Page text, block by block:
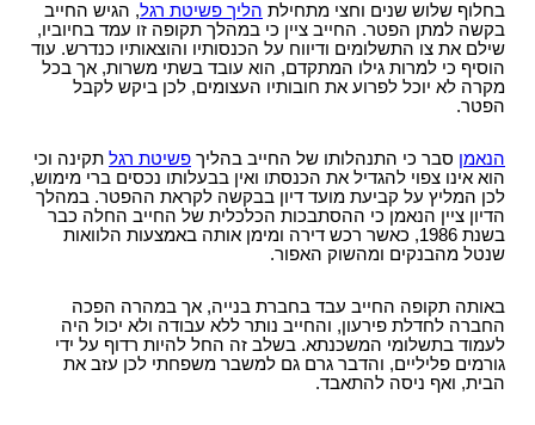
בחלוף שלוש שנים וחצי מתחילת הליך פשיטת רגל, הגיש החייב
בקשה למתן הפטר. החייב ציין כי במהלך תקופה זו עמד בחיוביו,
שילם את צו התשלומים ודיווח על הכנסותיו והוצאותיו כנדרש. עוד
הוסיף כי למרות גילו המתקדם, הוא עובד בשתי משרות, אך בכל
מקרה לא יוכל לפרוע את חובותיו העצומים, לכן ביקש לקבל
הפטר.
הנאמן סבר כי התנהלותו של החייב בהליך פשיטת רגל תקינה וכי
הוא אינו צפוי להגדיל את הכנסתו ואין בבעלותו נכסים ברי מימוש,
לכן המליץ על קביעת מועד דיון בבקשה לקראת ההפטר. במהלך
הדיון ציין הנאמן כי ההסתבכות הכלכלית של החייב החלה כבר
בשנת 1986, כאשר רכש דירה ומימן אותה באמצעות הלוואות
שנטל מהבנקים ומהשוק האפור.
באותה תקופה החייב עבד בחברת בנייה, אך במהרה הפכה
החברה לחדלת פירעון, והחייב נותר ללא עבודה ולא יכול היה
לעמוד בתשלומי המשכנתא. בשלב זה החל להיות רדוף על ידי
גורמים פליליים, והדבר גרם גם למשבר משפחתי לכן עזב את
הבית, ואף ניסה להתאבד.